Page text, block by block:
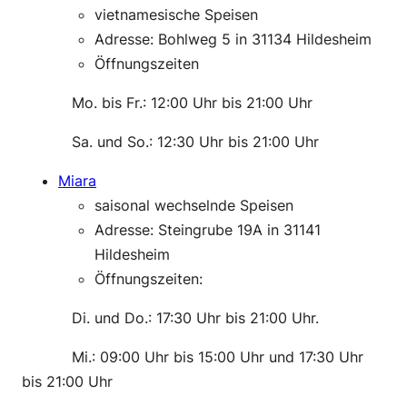
vietnamesische Speisen
Adresse: Bohlweg 5 in 31134 Hildesheim
Öffnungszeiten
Mo. bis Fr.: 12:00 Uhr bis 21:00 Uhr
Sa. und So.: 12:30 Uhr bis 21:00 Uhr
Miara
saisonal wechselnde Speisen
Adresse: Steingrube 19A in 31141
Hildesheim
Öffnungszeiten:
Di. und Do.: 17:30 Uhr bis 21:00 Uhr.
Mi.: 09:00 Uhr bis 15:00 Uhr und 17:30 Uhr
bis 21:00 Uhr